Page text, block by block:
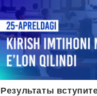
Результаты